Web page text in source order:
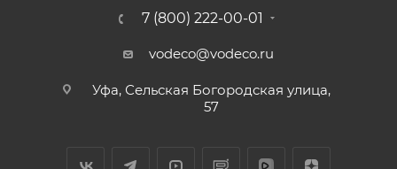
7 (800) 222-00-01
vodeco@vodeco.ru
Уфа, Сельская Богородская улица,
57